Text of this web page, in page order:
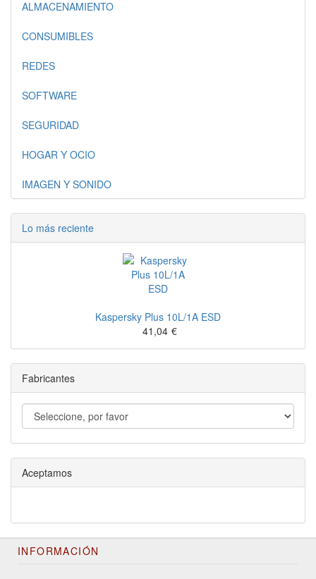
ALMACENAMIENTO
CONSUMIBLES
REDES
SOFTWARE
SEGURIDAD
HOGAR Y OCIO
IMAGEN Y SONIDO
Lo más reciente
Kaspersky Plus 10L/1A ESD
41,04 €
Fabricantes
Aceptamos
INFORMACIÓN